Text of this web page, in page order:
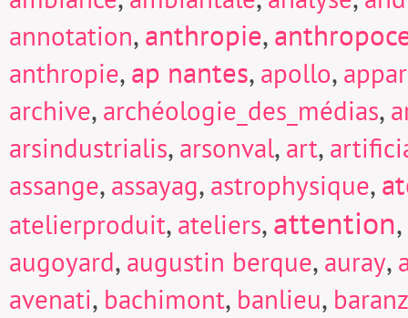
annotation,anthropie,
anthropie,ap nantes, apollo,
archive, archéologie_des_médias,
arsindustrialis, arsonval, art,
assange, assayag, astrophysique,
atelierproduit, ateliers,attention,
augoyard, augustin berque, auray,
avenati, bachimont, banlieu,